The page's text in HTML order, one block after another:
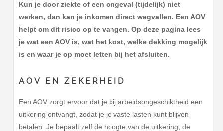
Kun je door ziekte of een ongeval (tijdelijk) niet
werken, dan kan je inkomen direct wegvallen. Een AOV
helpt om dit risico op te vangen. Op deze pagina lees
je wat een AOV is, wat het kost, welke dekking mogelijk
is en waar je op moet letten bij het afsluiten.
AOV EN ZEKERHEID
Een AOV zorgt ervoor dat je bij arbeidsongeschiktheid een
uitkering ontvangt, zodat je je vaste lasten kunt blijven
betalen. Je bepaalt zelf de hoogte van de uitkering, de